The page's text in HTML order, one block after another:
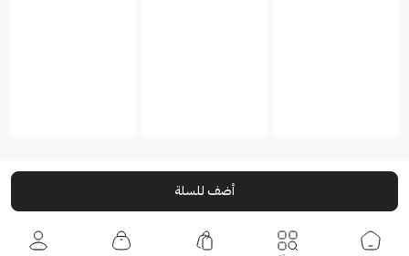
أضف للسلة